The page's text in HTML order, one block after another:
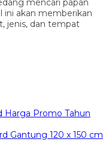
ini akan memberikan
jenis, dan tempat
Harga Promo Tahun
Gantung 120 x 150 cm